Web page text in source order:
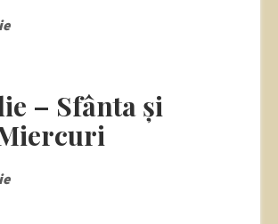
– Sfânta și